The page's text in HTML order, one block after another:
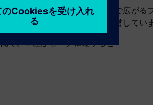
ラリアから世界のほぼ隅々まで広がる
スターブルワリーは大規模に運営してい
で、生産がピークに達すると